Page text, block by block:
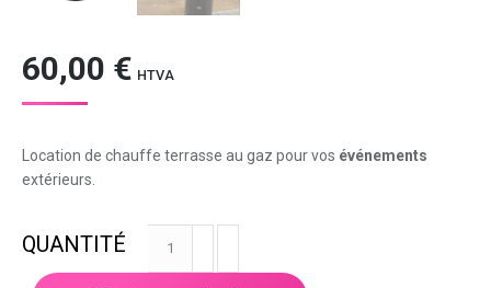
60,00 € HTVA
Location de chauffe terrasse au gaz pour vos événements
extérieurs.